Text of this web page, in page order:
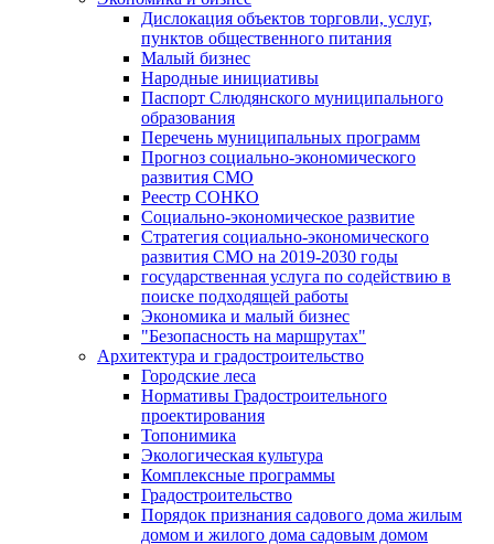
Дислокация объектов торговли, услуг,
пунктов общественного питания
Малый бизнес
Народные инициативы
Паспорт Слюдянского муниципального
образования
Перечень муниципальных программ
Прогноз социально-экономического
развития СМО
Реестр СОНКО
Социально-экономическое развитие
Стратегия социально-экономического
развития СМО на 2019-2030 годы
государственная услуга по содействию в
поиске подходящей работы
Экономика и малый бизнес
"Безопасность на маршрутах"
Архитектура и градостроительство
Городские леса
Нормативы Градостроительного
проектирования
Топонимика
Экологическая культура
Комплексные программы
Градостроительство
Порядок признания садового дома жилым
домом и жилого дома садовым домом